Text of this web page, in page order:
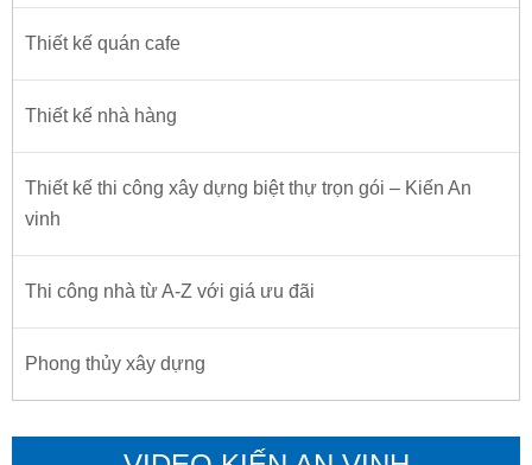
Thiết kế quán cafe
Thiết kế nhà hàng
Thiết kế thi công xây dựng biệt thự trọn gói – Kiến An
vinh
Thi công nhà từ A-Z với giá ưu đãi
Phong thủy xây dựng